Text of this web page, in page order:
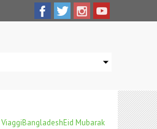
ViaggiBangladeshEid Mubarak